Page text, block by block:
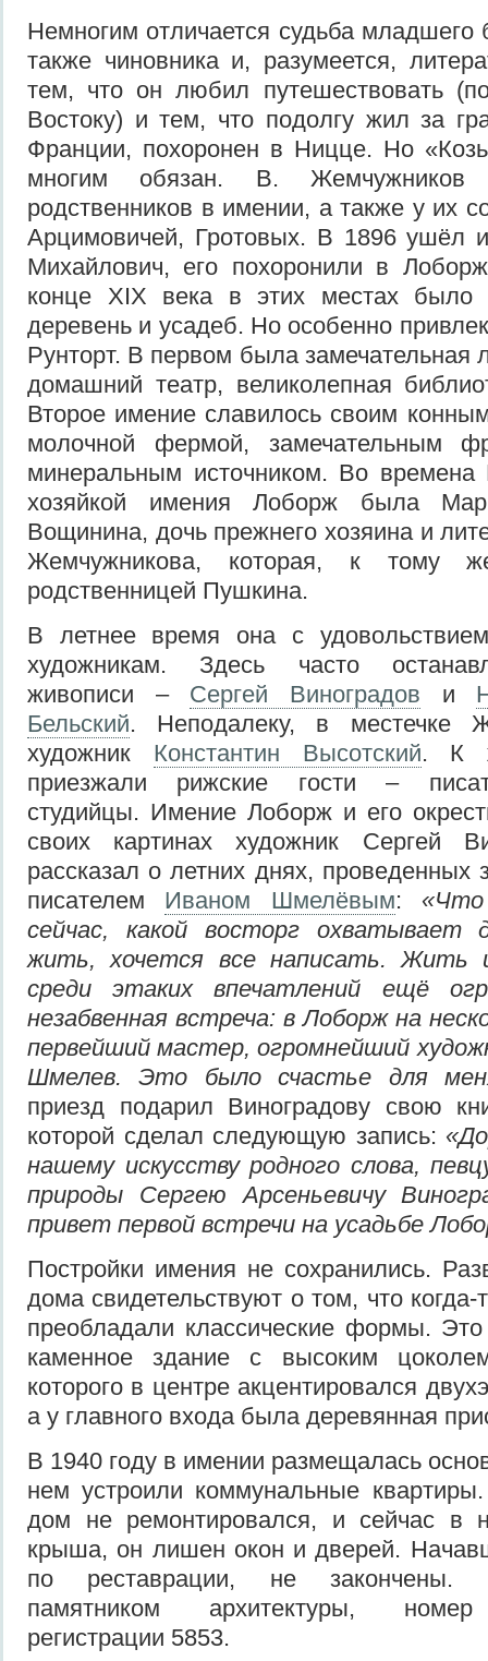
Немногим отличается судьба
также чиновника и, разумеется,
тем, что он любил путешествовать
Востоку) и тем, что подолгу жил за
Франции, похоронен в Ницце. Но
многим обязан. В.
родственников в имении, а также у их
Арцимовичей, Гротовых. В 1896 ушёл
Михайлович, его похоронили в
конце XIX века в этих местах было
деревень и усадеб. Но особенно
Рунторт. В первом была замечательная
домашний театр, великолепная
Второе имение славилось своим
молочной фермой, замечательным
минеральным источником. Во времена
хозяйкой имения Лоборж была
Вощинина, дочь прежнего хозяина и
Жемчужникова, которая, к тому
родственницей Пушкина.
В летнее время она с
художникам. Здесь часто
живописи – Сергей Виноградов и
Бельский. Неподалеку, в местечке
художник Константин Высотский. К
приезжали рижские гости –
студийцы. Имение Лоборж и его
своих картинах художник Сергей
рассказал о летних днях, проведенных
писателем Иваном Шмелёвым:
сейчас, какой восторг охватывает
жить, хочется все написать. Жить
среди этаких впечатлений ещё
незабвенная встреча: в Лоборж на
первейший мастер, огромнейший
Шмелев. Это было счастье для
приезд подарил Виноградову свою
которой сделал следующую запись:
нашему искусству родного слова,
природы Сергею Арсеньевичу
привет первой встречи на усадьбе
Постройки имения не сохранились.
дома свидетельствуют о том, что когда-
преобладали классические формы.
каменное здание с высоким
которого в центре акцентировался
а у главного входа была деревянная
В 1940 году в имении размещалась
нем устроили коммунальные
дом не ремонтировался, и сейчас в
крыша, он лишен окон и дверей.
по реставрации, не закончены.
памятником архитектуры, номер
регистрации 5853.